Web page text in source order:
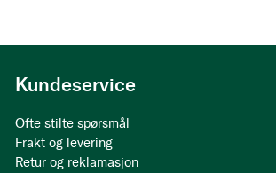
Kundeservice
Ofte stilte spørsmål
Frakt og levering
Retur og reklamasjon